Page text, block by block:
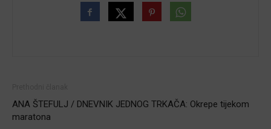
ANA ŠTEFULJ / DNEVNIK JEDNOG TRKAČA: Okrepe tijekom
maratona